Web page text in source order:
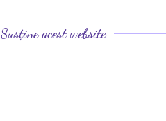
Susține acest website